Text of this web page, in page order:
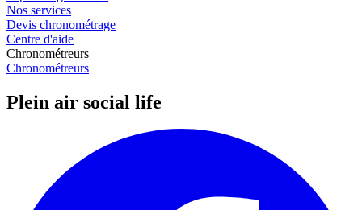
Nos services
Devis chronométrage
Centre d'aide
Chronométreurs
Chronométreurs
Plein air social life